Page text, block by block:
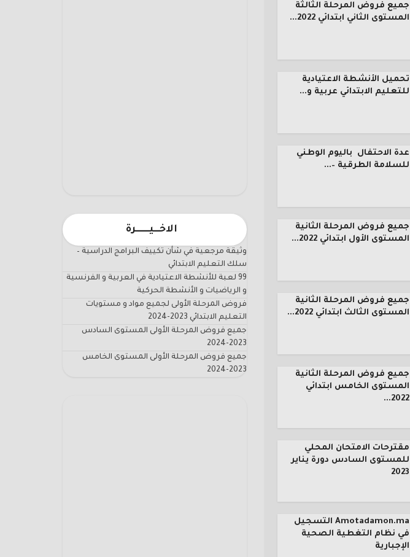
الاخـــيـــــــرة
وثيقة مرجعية في شأن تكييف البرامج الدراسية –
سلك التعليم الابتدائي
99 لعبة للأنشطة الاعتيادية في العربية و الفرنسية
و الرياضيات و الأنشطة الحركية
فروض المرحلة الأولى لجميع مواد و مستويات
التعليم الابتدائي 2023-2024
جميع فروض المرحلة الأولى المستوى السادس
2023-2024
جميع فروض المرحلة الأولى المستوى الخامس
2023-2024
جميع فروض المرحلة الثالثة
المستوى الثاني ابتدائي 2022...
تحميل الأنشطة الاعتيادية
للتعليم الابتدائي عربية و...
عدة الاحتفال باليوم الوطني
للسلامة الطرقية –...
جميع فروض المرحلة الثانية
المستوى الأول ابتدائي 2022...
جميع فروض المرحلة الثانية
المستوى الثالث ابتدائي 2022...
جميع فروض المرحلة الثانية
المستوى الخامس ابتدائي
2022...
مقترحات الامتحان المحلي
للمستوى السادس دورة يناير
2023
Amotadamon.ma التسجيل
في نظام التغطية الصحية
الإجبارية